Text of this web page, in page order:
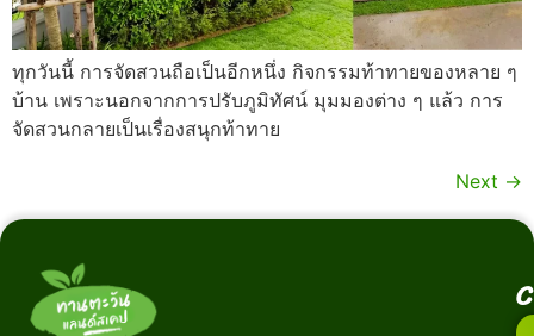
ทุกวันนี้ การจัดสวนถือเป็นอีกหนึ่ง กิจกรรมท้าทายของหลาย ๆ
บ้าน เพราะนอกจากการปรับภูมิทัศน์ มุมมองต่าง ๆ แล้ว การ
จัดสวนกลายเป็นเรื่องสนุกท้าทาย
Next →